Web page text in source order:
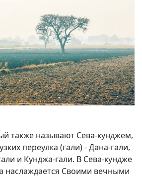
также называют Сева-кунджем,
переулка (гали) - Дана-гали,
и Кунджа-гали. В Сева-кундже
наслаждается Своими вечными